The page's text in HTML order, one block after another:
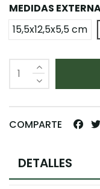
MEDIDAS
15,5x12,5x5,5 cm
COMPARTE
DETALLES